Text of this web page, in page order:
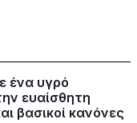
ένα υγρό
ευαίσθητη
βασικοί κανόνες